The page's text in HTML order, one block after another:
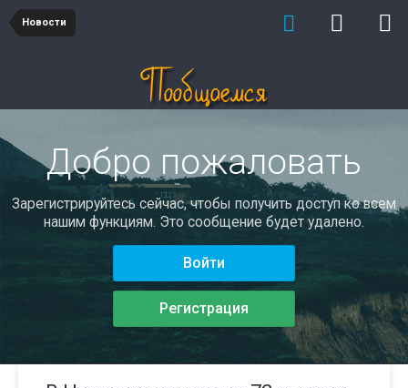
Новости
Добро пожаловать
Зарегистрируйтесь сейчас, чтобы получить доступ ко всем
нашим функциям. Это сообщение будет удалено.
Войти
Регистрация